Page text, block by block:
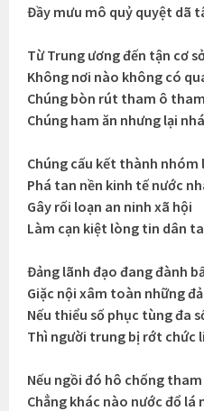
Đầy mưu mô quỷ quyệt dã
Từ Trung ương đến tận cơ
Không nơi nào không có
Chúng bòn rút tham ô
Chúng ham ăn nhưng lại
Chúng cấu kết thành nhóm
Phá tan nền kinh tế nước
Gây rối loạn an ninh xã hội
Làm cạn kiệt lòng tin dân ta
Đảng lãnh đạo đang đành
Giặc nội xâm toàn những
Nếu thiểu số phục tùng đa
Thì người trung bị rớt chức
Nếu ngồi đó hô chống
Chẳng khác nào nước đổ lá